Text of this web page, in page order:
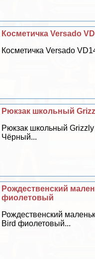
Косметичка Versado
Косметичка Versado
Рюкзак школьный
Рюкзак школьный
Чёрный...
Рождественский
фиолетовый
Рождественский
Bird фиолетовый...